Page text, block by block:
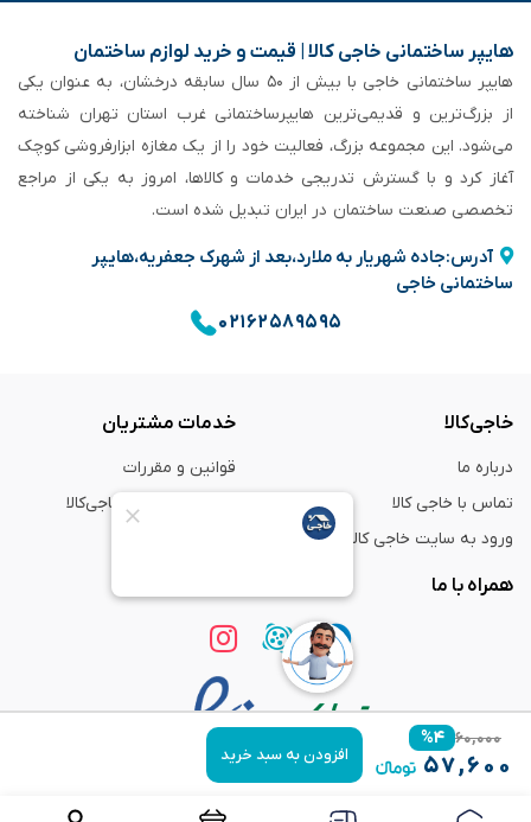
۶۰,۰۰۰ ۴%
۵۷,۶۰۰ افزودن به سبد خرید
هایپر ساختمانی خاجی‌ کالا | قیمت و خرید لوازم ساختمان
هایپر ساختمانی خاجی‌ با بیش از ۵۰ سال سابقه‌ درخشان، به عنوان یکی
از بزرگ‌ترین و قدیمی‌ترین هایپرساختمانی‌ غرب استان تهران شناخته
می‌شود. این مجموعه بزرگ، فعالیت خود را از یک مغازه ابزارفروشی کوچک
آغاز کرد و با گسترش تدریجی خدمات و کالاها، امروز به یکی از مراجع
تخصصی صنعت ساختمان در ایران تبدیل شده است.
آدرس:جاده شهریار به ملارد،بعد از شهرک جعفریه،هایپر
ساختمانی خاجی
۰۲۱۶۲۵۸۹۵۹۵
خاجی‌کالا
درباره ما
تماس با خاجی کالا
ورود به سایت خاجی‌ کالا
خدمات مشتریان
قوانین و مقررات
راهنمای خرید از خاجی‌کالا
همراه با ما